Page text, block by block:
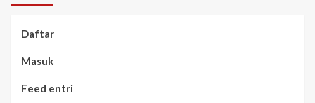
Daftar
Masuk
Feed entri